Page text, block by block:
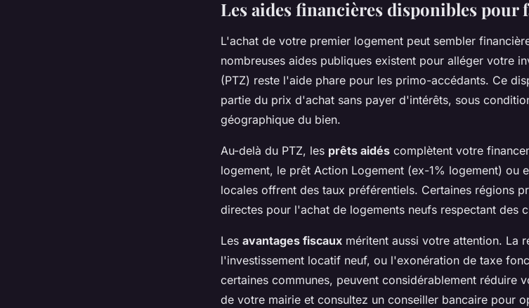
Les aides financières disponibles
L'achat de votre premier logement peut sembler
nombreuses aides publiques existent pour alléger votre
(PTZ) reste l'aide phare pour les primo-accédants. Ce
partie du prix d'achat sans payer d'intérêts, sous
géographique du bien.
Au-delà du PTZ, les prêts aidés complètent votre
logement, le prêt Action Logement (ex-1% logement) ou
locales offrent des taux préférentiels. Certaines régions
directes pour l'achat de logements neufs respectant des
Les avantages fiscaux méritent aussi votre attention. La
l'investissement locatif neuf, ou l'exonération de taxe
certaines communes, peuvent considérablement réduire
de votre mairie et consultez un conseiller bancaire pour